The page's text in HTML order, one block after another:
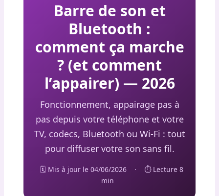
Barre de son et
Bluetooth :
comment ça marche
? (et comment
l’appairer) — 2026
Fonctionnement, appairage pas à
pas depuis votre téléphone et votre
TV, codecs, Bluetooth ou Wi-Fi : tout
pour diffuser votre son sans fil.
🗓️ Mis à jour le 04/06/2026 ·
⏱️ Lecture 8
min